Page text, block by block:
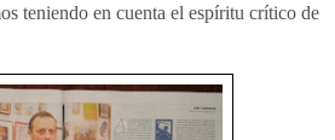
teniendo en cuenta el espíritu crítico de